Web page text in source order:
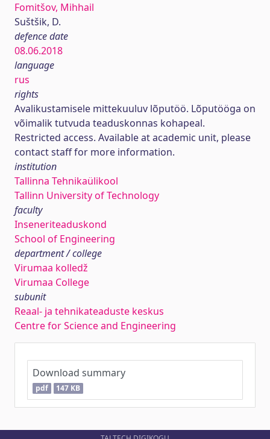
Fomitšov, Mihhail
Suštšik, D.
defence date
08.06.2018
language
rus
rights
Avalikustamisele mittekuuluv lõputöö. Lõputööga on
võimalik tutvuda teaduskonnas kohapeal.
Restricted access. Available at academic unit, please
contact staff for more information.
institution
Tallinna Tehnikaülikool
Tallinn University of Technology
faculty
Inseneriteaduskond
School of Engineering
department / college
Virumaa kolledž
Virumaa College
subunit
Reaal- ja tehnikateaduste keskus
Centre for Science and Engineering
Download summary
pdf 147 KB